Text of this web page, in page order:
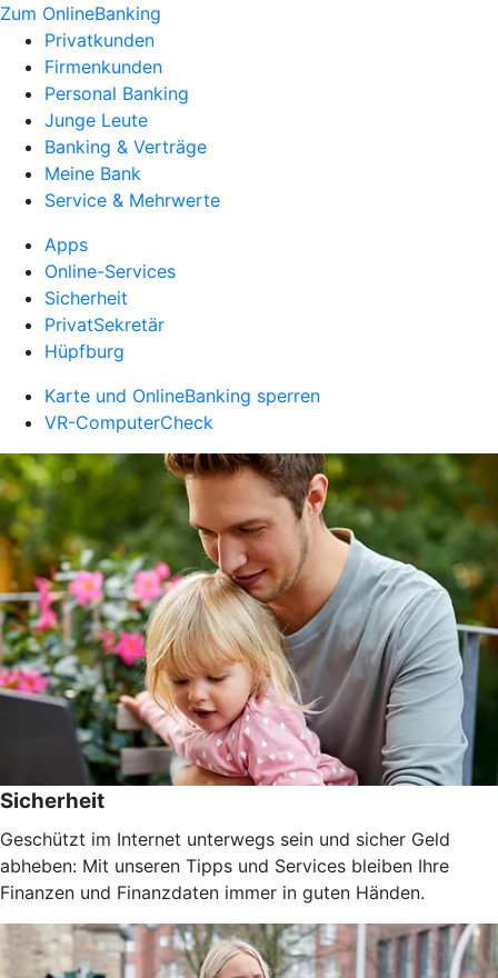
Zum OnlineBanking
Privatkunden
Firmenkunden
Personal Banking
Junge Leute
Banking & Verträge
Meine Bank
Service & Mehrwerte
Apps
Online-Services
Sicherheit
PrivatSekretär
Hüpfburg
Karte und OnlineBanking sperren
VR-ComputerCheck
Sicherheit
Geschützt im Internet unterwegs sein und sicher Geld
abheben: Mit unseren Tipps und Services bleiben Ihre
Finanzen und Finanzdaten immer in guten Händen.